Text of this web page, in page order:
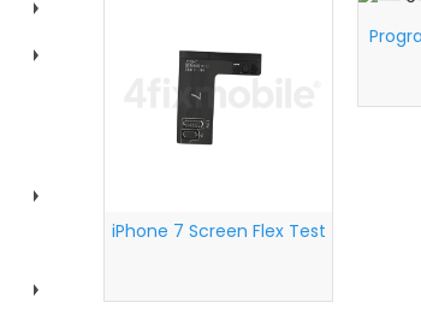
iPhone 7 Screen Flex Test